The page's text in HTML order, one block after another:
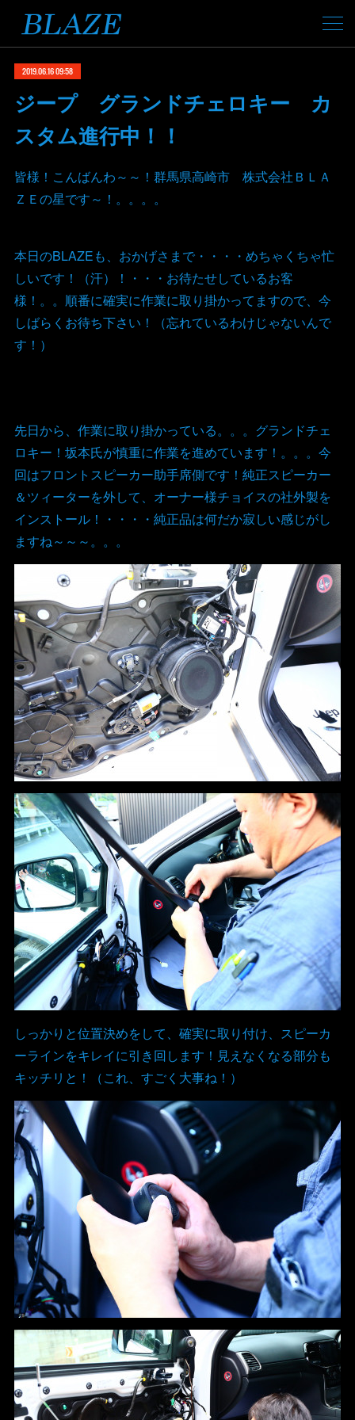
2019.06.16 09:58
ジープ グランドチェロキー カ
スタム進行中！！
皆様！こんばんわ～～！群馬県高崎市 株式会社ＢＬＡ
ＺＥの星です～！。。。。
本日のBLAZEも、おかげさまで・・・・めちゃくちゃ忙
しいです！（汗）！・・・お待たせしているお客
様！。。順番に確実に作業に取り掛かってますので、今
しばらくお待ち下さい！（忘れているわけじゃないんで
す！）
先日から、作業に取り掛かっている。。。グランドチェ
ロキー！坂本氏が慎重に作業を進めています！。。。今
回はフロントスピーカー助手席側です！純正スピーカー
＆ツィーターを外して、オーナー様チョイスの社外製を
インストール！・・・・純正品は何だか寂しい感じがし
ますね～～～。。。
しっかりと位置決めをして、確実に取り付け、スピーカ
ーラインをキレイに引き回します！見えなくなる部分も
キッチリと！（これ、すごく大事ね！）